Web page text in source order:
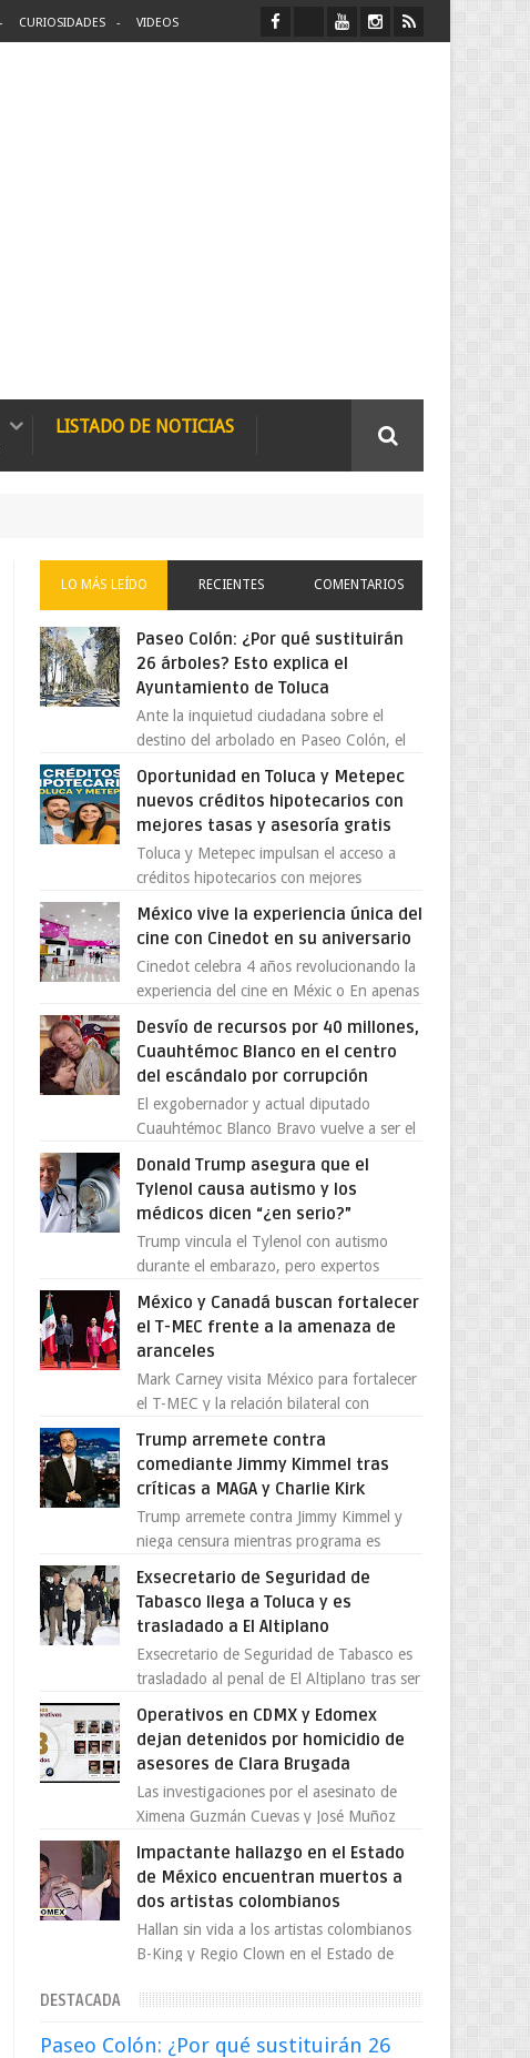
CURIOSIDADES VIDEOS
LISTADO DE NOTICIAS
LO MÁS LEÍDO RECIENTES COMENTARIOS
Paseo Colón: ¿Por qué sustituirán
26 árboles? Esto explica el
Ayuntamiento de Toluca
Ante la inquietud ciudadana sobre el
destino del arbolado en Paseo Colón, el
solo 26 ejemplares será...
Oportunidad en Toluca y Metepec
nuevos créditos hipotecarios con
mejores tasas y asesoría gratis
Toluca y Metepec impulsan el acceso a
créditos hipotecarios con mejores
emprendedores Con la creciente neces...
México vive la experiencia única del
cine con Cinedot en su aniversario
Cinedot celebra 4 años revolucionando la
experiencia del cine en Méxic o En apenas
cuatro años, Cinedot ha demostrado que
Desvío de recursos por 40 millones,
Cuauhtémoc Blanco en el centro
del escándalo por corrupción
El exgobernador y actual diputado
Cuauhtémoc Blanco Bravo vuelve a ser el
enfrentando señalamientos por...
Donald Trump asegura que el
Tylenol causa autismo y los
médicos dicen “¿en serio?”
Trump vincula el Tylenol con autismo
durante el embarazo, pero expertos
nuevo episodio de declaraciones...
México y Canadá buscan fortalecer
el T-MEC frente a la amenaza de
aranceles
Mark Carney visita México para fortalecer
el T-MEC y la relación bilateral con
provocada por la ofen...
Trump arremete contra
comediante Jimmy Kimmel tras
críticas a MAGA y Charlie Kirk
Trump arremete contra Jimmy Kimmel y
niega censura mientras programa es
programa Jimmy Kimmel Live! ...
Exsecretario de Seguridad de
Tabasco llega a Toluca y es
trasladado a El Altiplano
Exsecretario de Seguridad de Tabasco es
trasladado al penal de El Altiplano tras ser
Seguridad Públi...
Operativos en CDMX y Edomex
dejan detenidos por homicidio de
asesores de Clara Brugada
Las investigaciones por el asesinato de
Ximena Guzmán Cuevas y José Muñoz
de asesores de la jefa d...
Impactante hallazgo en el Estado
de México encuentran muertos a
dos artistas colombianos
Hallan sin vida a los artistas colombianos
B-King y Regio Clown en el Estado de
escena artística en...
DESTACADA
Paseo Colón: ¿Por qué sustituirán 26